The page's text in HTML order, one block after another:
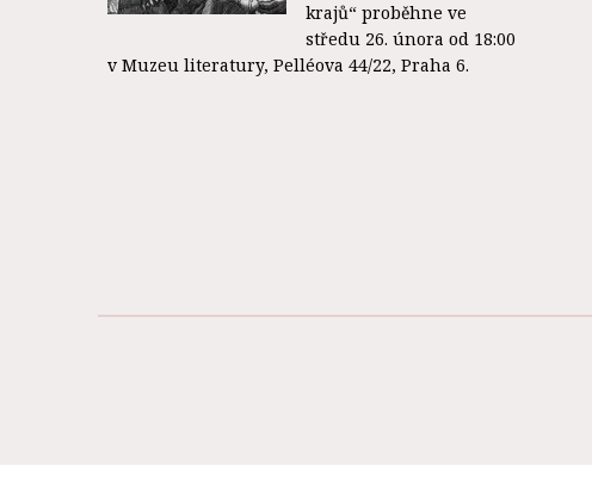
krajů“ proběhne ve
středu 26. února od 18:00
v Muzeu literatury, Pelléova 44/22, Praha 6.